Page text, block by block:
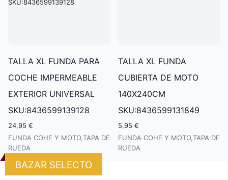
TALLA XL FUNDA PARA
COCHE IMPERMEABLE
EXTERIOR UNIVERSAL
SKU:8436599139128
24,95 €
FUNDA COHE Y MOTO,TAPA DE
RUEDA
TALLA XL FUNDA
CUBIERTA DE MOTO
140X240CM
SKU:8436599131849
5,95 €
FUNDA COHE Y MOTO,TAPA DE
RUEDA
BAZAR SELECTO